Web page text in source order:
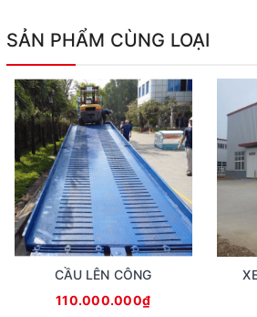
SẢN PHẨM CÙNG LOẠI
CẦU LÊN CÔNG
110.000.000₫